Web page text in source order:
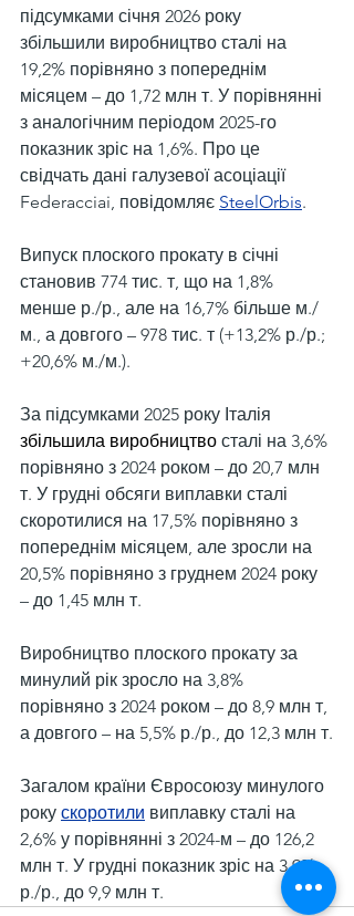
підсумками січня 2026 року
збільшили виробництво сталі на
19,2% порівняно з попереднім
місяцем – до 1,72 млн т. У порівнянні
з аналогічним періодом 2025-го
показник зріс на 1,6%. Про це
свідчать дані галузевої асоціації
Federacciai, повідомляє SteelOrbis.
Випуск плоского прокату в січні
становив 774 тис. т, що на 1,8%
менше р./р., але на 16,7% більше м./
м., а довгого – 978 тис. т (+13,2% р./р.;
+20,6% м./м.).
За підсумками 2025 року Італія
збільшила виробництво сталі на 3,6%
порівняно з 2024 роком – до 20,7 млн
т. У грудні обсяги виплавки сталі
скоротилися на 17,5% порівняно з
попереднім місяцем, але зросли на
20,5% порівняно з груднем 2024 року
– до 1,45 млн т.
Виробництво плоского прокату за
минулий рік зросло на 3,8%
порівняно з 2024 роком – до 8,9 млн т,
а довгого – на 5,5% р./р., до 12,3 млн т.
Загалом країни Євросоюзу минулого
року скоротили виплавку сталі на
2,6% у порівнянні з 2024-м – до 126,2
млн т. У грудні показник зріс на 3,9%
р./р., до 9,9 млн т.